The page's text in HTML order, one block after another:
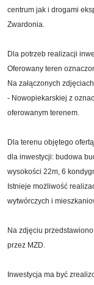
centrum jak i drogami
Zwardonia.
Dla potrzeb realizacji
Oferowany teren
Na załączonych
- Nowopiekarskiej z
oferowanym terenem.
Dla terenu objętego
dla inwestycji: budowa
wysokości 22m, 6
Istnieje możliwość
wytwórczych i
Na zdjęciu
przez MZD.
Inwestycja ma być